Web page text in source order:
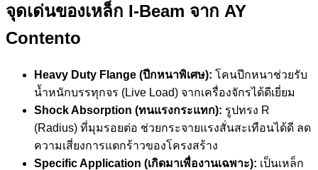
จุดเด่นของเหล็ก I-Beam จาก AY
Contento
Heavy Duty Flange (ปีกหนาพิเศษ): โคนปีกหนาช่วยรับ
น้ำหนักบรรทุกจร (Live Load) จากเครื่องจักรได้ดีเยี่ยม
Shock Absorption (ทนแรงกระแทก): รูปทรง R
(Radius) ที่มุมรอยต่อ ช่วยกระจายแรงสั่นสะเทือนได้ดี ลด
ความเสี่ยงการแตกร้าวของโครงสร้าง
Specific Application (เกิดมาเพื่องานเฉพาะ): เป็นเหล็ก